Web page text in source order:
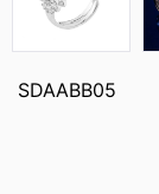
SDAABB05